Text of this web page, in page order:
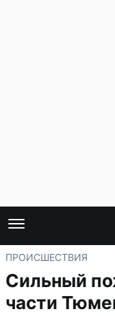
ПРОИСШЕСТВИЯ
Сильный
части